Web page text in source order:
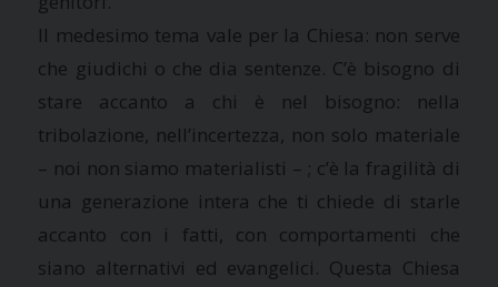
Il medesimo tema vale per la Chiesa: non serve
che giudichi o che dia sentenze. C’è bisogno di
stare accanto a chi è nel bisogno: nella
tribolazione, nell’incertezza, non solo materiale
– noi non siamo materialisti – ; c’è la fragilità di
una generazione intera che ti chiede di starle
accanto con i fatti, con comportamenti che
siano alternativi ed evangelici. Questa Chiesa